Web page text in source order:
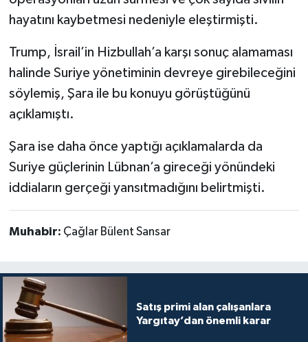
hayatını kaybetmesi nedeniyle eleştirmişti.
Trump, İsrail’in Hizbullah’a karşı sonuç alamaması
halinde Suriye yönetiminin devreye girebileceğini
söylemiş, Şara ile bu konuyu görüştüğünü
açıklamıştı.
Şara ise daha önce yaptığı açıklamalarda da
Suriye güçlerinin Lübnan’a gireceği yönündeki
iddiaların gerçeği yansıtmadığını belirtmişti.
Muhabir: Çağlar Bülent Sansar
Satış primi alan çalışanlara
Yargıtay’dan önemli karar